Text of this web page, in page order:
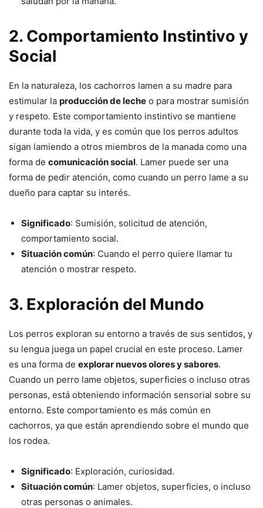
2. Comportamiento Instintivo y
Social
En la naturaleza, los cachorros lamen a su madre para
estimular la producción de leche o para mostrar sumisión
y respeto. Este comportamiento instintivo se mantiene
durante toda la vida, y es común que los perros adultos
sigan lamiendo a otros miembros de la manada como una
forma de comunicación social. Lamer puede ser una
forma de pedir atención, como cuando un perro lame a su
dueño para captar su interés.
Significado: Sumisión, solicitud de atención,
comportamiento social.
Situación común: Cuando el perro quiere llamar tu
atención o mostrar respeto.
3. Exploración del Mundo
Los perros exploran su entorno a través de sus sentidos, y
su lengua juega un papel crucial en este proceso. Lamer
es una forma de explorar nuevos olores y sabores.
Cuando un perro lame objetos, superficies o incluso otras
personas, está obteniendo información sensorial sobre su
entorno. Este comportamiento es más común en
cachorros, ya que están aprendiendo sobre el mundo que
los rodea.
Significado: Exploración, curiosidad.
Situación común: Lamer objetos, superficies, o incluso
otras personas o animales.